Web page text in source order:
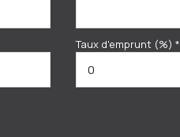
Taux d'emprunt (%) *